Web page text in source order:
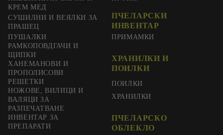
КРЕМ МЕД
СУШИЛНИ И ВЕЯЛКИ ЗА
ПРАШЕЦ
ПЧЕЛАРСКИ
ИНВЕНТАР
ПУШАЛКИ
РАМКОПОВДГАЧИ И
ЩИПКИ
ХАНЕМАНОВИ И
ПРОПОЛИСОВИ
РЕШЕТКИ
НОЖОВЕ, ВИЛИЦИ И
ВАЛЯЦИ ЗА
РАЗПЕЧАТВАНЕ
ИНВЕНТАР ЗА
ПРЕПАРАТИ
ПРИМАМКИ
ХРАНИЛКИ И
ПОИЛКИ
ПОИЛКИ
ХРАНИЛКИ
ПЧЕЛАРСКО
ОБЛЕКЛО